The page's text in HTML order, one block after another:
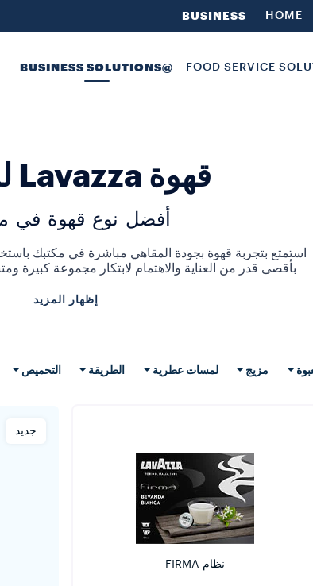
HOME
BUSINESS
FOOD SERVICE
@BUSINESS SOLUTIONS
قهوة Lavazza لمكتبك
أفضل نوع قهوة في
بأقصى قدر من العناية والاهتمام لابتكار مجموعة كبيرة
إظهار المزيد
مزيج لمسات عطرية الطريقة التحميص
نظام FIRMA
جديد